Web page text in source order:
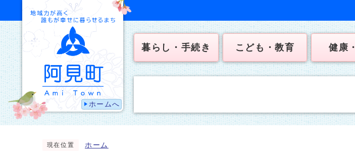
ホームへ
暮らし・手続き こども・教育 健康
現在位置 ホーム